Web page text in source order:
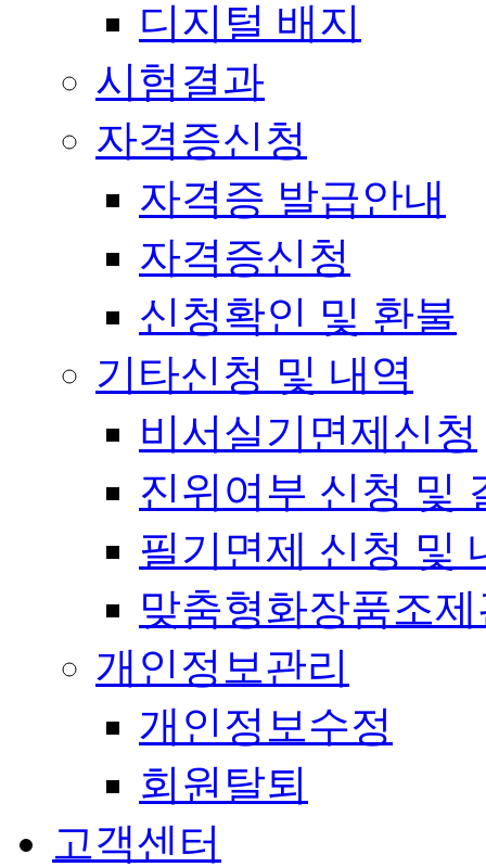
디지털 배지
시험결과
자격증신청
자격증 발급안내
자격증신청
신청확인 및 환불
기타신청 및 내역
비서실기면제신청
진위여부 신청 및
필기면제 신청 및
맞춤형화장품조
개인정보관리
개인정보수정
회원탈퇴
고객센터